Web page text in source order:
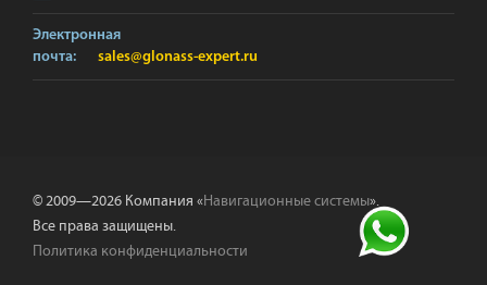
Электронная
почта:
sales@glonass-expert.ru
© 2009—2026 Компания «Навигационные системы».
Все права защищены.
Политика конфиденциальности